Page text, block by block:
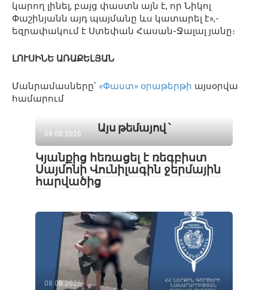
կարող լինել, բայց փաստն այն է, որ Նիկոլ
Փաշինյանն այդ պայմանը ևս կատարել է»,-
եզրափակում է Ստեփան Հասան-Ջալալ յանը։
ԼՈՒՍԻՆԵ ԱՌԱՔԵԼՅԱՆ
Մանրամասները՝ «Փաստ» օրաթերթի այսօրվա
համարում
Այս թեմայով ՝
08.08.2026
Կյանքից հեռացել է ռեգբիստ
Սայմոնի Վունիլագին ջերմային
հարվածից
08.08.2026